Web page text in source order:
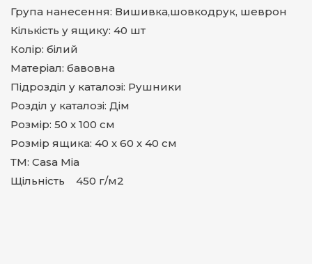
Група нанесення: Вишивка,шовкодрук, шеврон
Кількість у ящику: 40 шт
Колір: білий
Матеріал: бавовна
Підрозділ у каталозі: Рушники
Розділ у каталозі: Дім
Розмір: 50 х 100 см
Розмір ящика: 40 х 60 х 40 см
ТМ: Casa Mia
Щільність 450 г/м2